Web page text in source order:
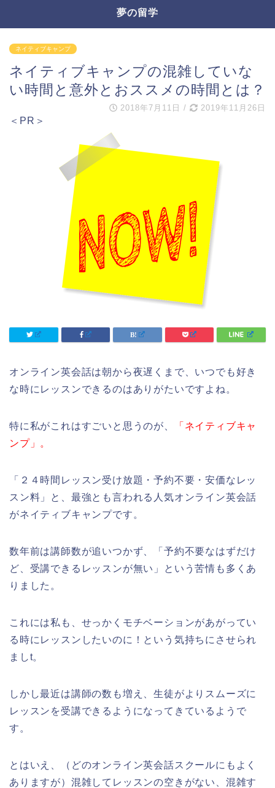
夢の留学
ネイティブキャンプ
ネイティブキャンプの混雑していな
い時間と意外とおススメの時間とは？
2018年7月11日 / 2019年11月26日
＜PR＞
オンライン英会話は朝から夜遅くまで、いつでも好き
な時にレッスンできるのはありがたいですよね。
特に私がこれはすごいと思うのが、
「ネイティブキャ
ンプ」。
「２４時間レッスン受け放題・予約不要・安価なレッ
スン料」と、最強とも言われる人気オンライン英会話
がネイティブキャンプです。
数年前は講師数が追いつかず、「予約不要なはずだけ
ど、受講できるレッスンが無い」という苦情も多くあ
りました。
これには私も、せっかくモチベーションがあがってい
る時にレッスンしたいのに！という気持ちにさせられ
ましt。
しかし最近は講師の数も増え、生徒がよりスムーズに
レッスンを受講できるようになってきているようで
す。
とはいえ、（どのオンライン英会話スクールにもよく
ありますが）混雑してレッスンの空きがない、混雑す